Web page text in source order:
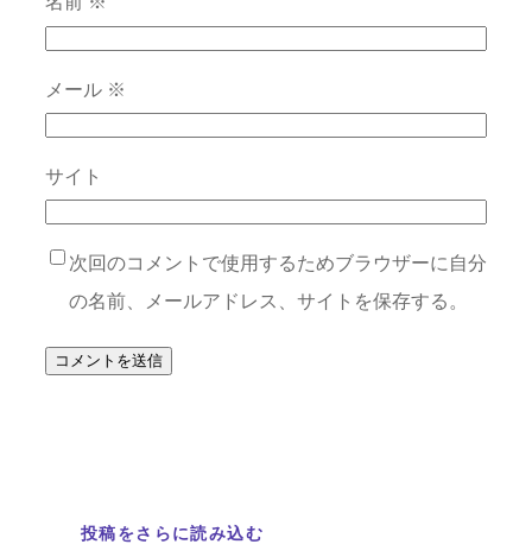
メール ※
サイト
次回のコメントで使用するためブラウザーに自分
の名前、メールアドレス、サイトを保存する。
投稿をさらに読み込む